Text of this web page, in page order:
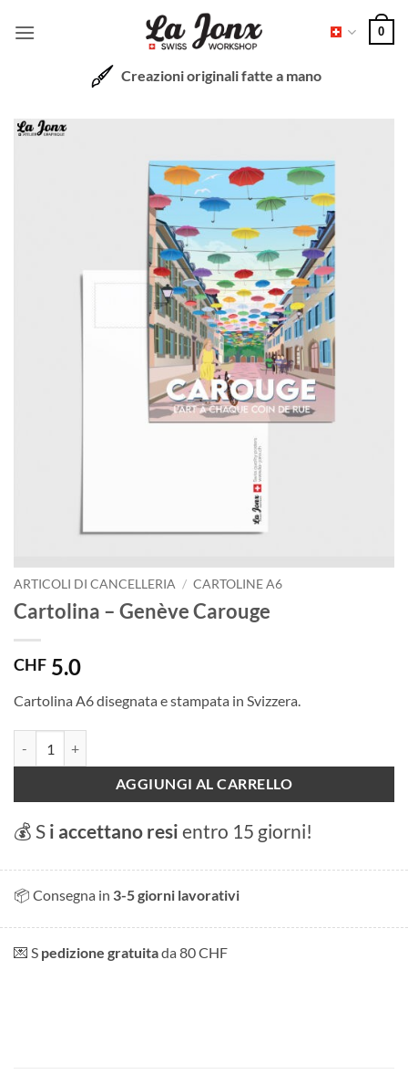
0
Creazioni originali fatte a mano
ARTICOLI DI CANCELLERIA / CARTOLINE A6
Cartolina – Genève Carouge
CHF 5.0
Cartolina A6 disegnata e stampata in Svizzera.
AGGIUNGI AL CARRELLO
💰 S i accettano resi entro 15 giorni!
📦 Consegna in 3-5 giorni lavorativi
💌 S pedizione gratuitada 80 CHF